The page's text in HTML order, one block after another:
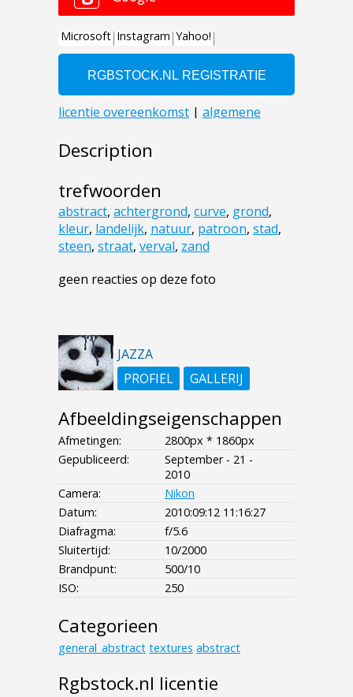
Description
trefwoorden
abstract, achtergrond, curve, grond,
kleur, landelijk, natuur, patroon, stad,
steen, straat, verval, zand
geen reacties op deze foto
JAZZA
PROFIEL
GALLERIJ
Afbeeldingseigenschappen
Afmetingen:
2800px * 1860px
Gepubliceerd:
September - 21 -
2010
Camera:
Nikon
Datum:
2010:09:12 11:16:27
Diafragma:
f/5.6
Sluitertijd:
10/2000
Brandpunt:
500/10
ISO:
250
Categorieen
general_abstract textures abstract
Rgbstock.nl licentie